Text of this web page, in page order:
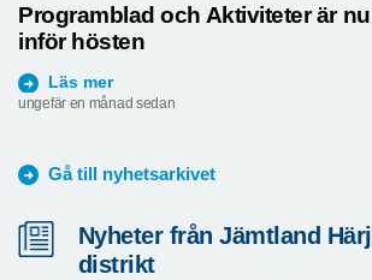
Programblad och Aktiviteter är
inför hösten
Läs mer
ungefär en månad sedan
Gå till nyhetsarkivet
Nyheter från Jämtland
distrikt